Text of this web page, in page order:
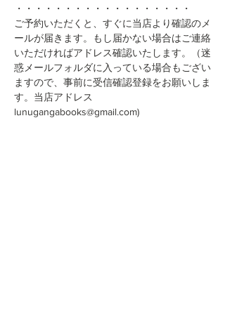
・・・・・・・・・・・・・・・・・・
ご予約いただくと、すぐに当店より確認のメ
ールが届きます。もし届かない場合はご連絡
いただければアドレス確認いたします。（迷
惑メールフォルダに入っている場合もござい
ますので、事前に受信確認登録をお願いしま
す。当店アドレス
lunugangabooks@gmail.com)